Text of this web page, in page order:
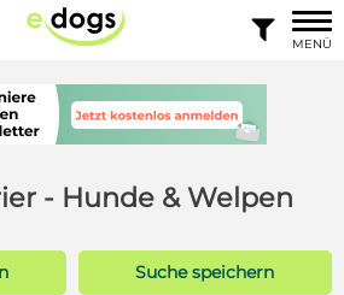

MENÜ
- Hunde & Welpen
Suche speichern